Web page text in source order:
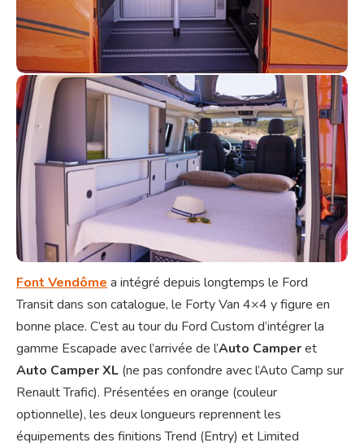
Font Vendôme a intégré depuis longtemps le Ford
Transit dans son catalogue, le Forty Van 4×4 y figure en
bonne place. C’est au tour du Ford Custom d’intégrer la
gamme Escapade avec l’arrivée de l’Auto Camperet
Auto Camper XL (ne pas confondre avec l’Auto Camp sur
Renault Trafic). Présentées en orange (couleur
optionnelle), les deux longueurs reprennent les
équipements des finitions Trend (Entry) et Limited